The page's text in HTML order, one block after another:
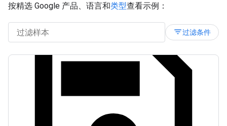
按精选 Google 产品、语言和类型查看示例：
filter_list过滤条件